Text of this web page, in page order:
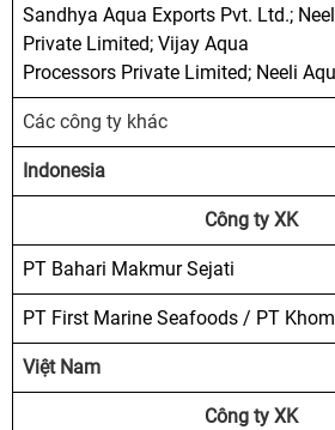
Sandhya Aqua Exports Pvt. Ltd.;
Private Limited; Vijay Aqua
Processors Private Limited; Neeli
Các công ty khác
Indonesia
Công ty XK
PT Bahari Makmur Sejati
PT First Marine Seafoods / PT
Việt Nam
Công ty XK